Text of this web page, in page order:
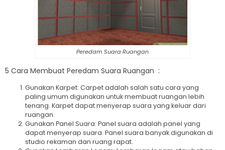
Peredam Suara Ruangan
5 Cara Membuat Peredam Suara Ruangan :
Gunakan Karpet: Carpetadalah salah satu cara yang
paling umum digunakan untukmembuatruangan lebih
tenang. Karpetdapatmenyerap suara yang keluardari
ruangan.
Gunakan Panel Suara: Panel suara adalah panel yang
dapatmenyerap suara. Panel suara banyakdigunakan di
studio rekaman dan ruang rapat.